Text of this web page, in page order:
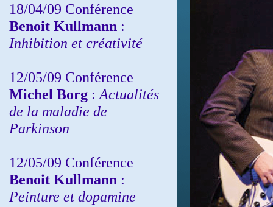
18/04/09 Conférence
Benoit Kullmann :
Inhibition et créativité
12/05/09 Conférence
Michel Borg : Actualités
de la maladie de
Parkinson
12/05/09 Conférence
Benoit Kullmann :
Peinture et dopamine